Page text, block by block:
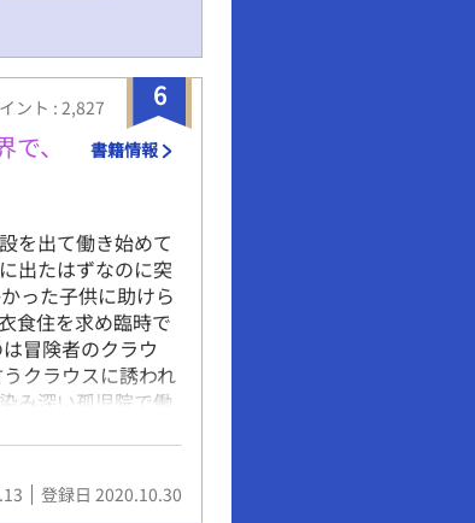
6
ント : 2,827
、 書籍情報
を出て働き始めて
出たはずなのに突
った子供に助けら
食住を求め臨時で
冒険者のクラウ
クラウスに誘われ
み深い孤児院で働
が迷い込んだのか
ながら異世界で幸
始めることに加え
した。
登録日 2020.10.30